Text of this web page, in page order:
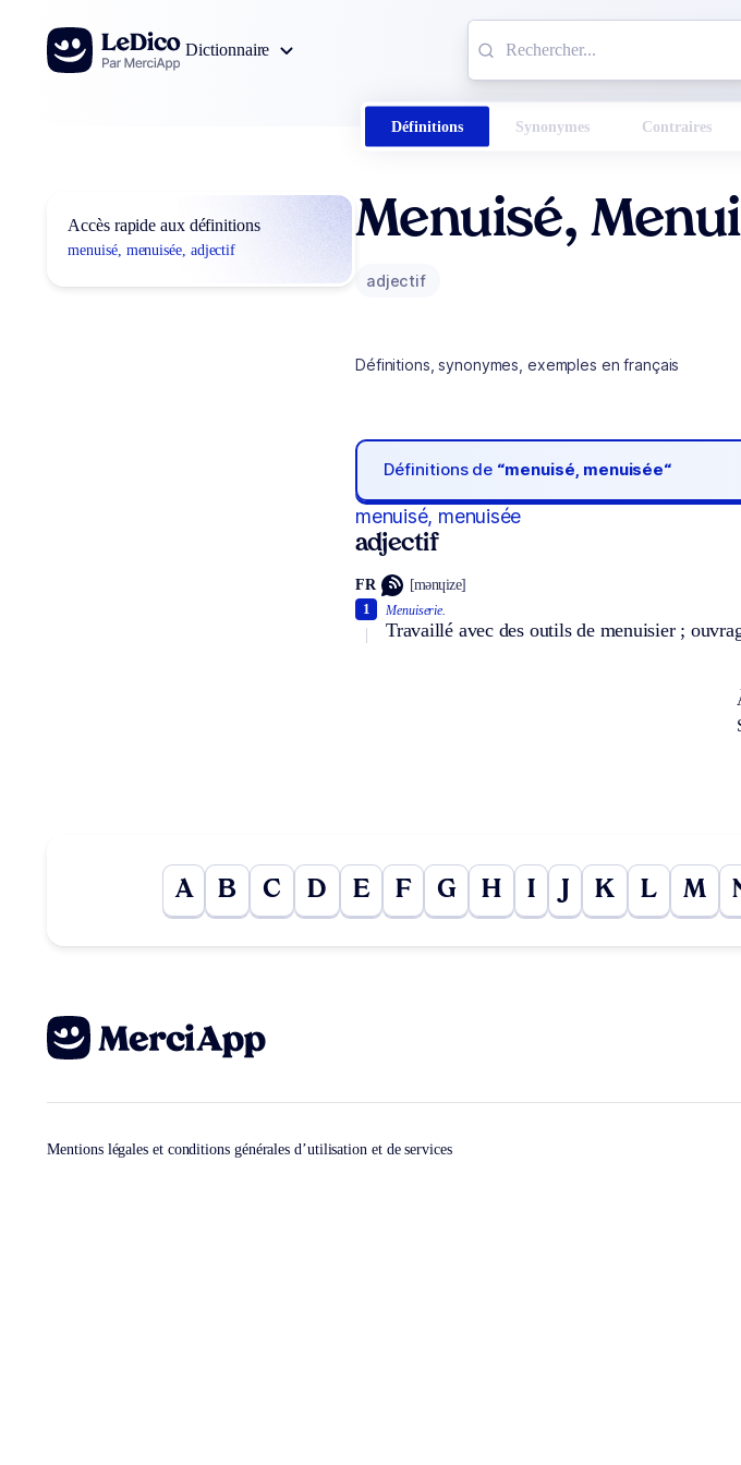
Aller au contenu
Dictionnaire
Définitions Synonymes Contraires
Accès rapide aux définitions
menuisé, menuisée, adjectif
Menuisé,
adjectif
Définitions, synonymes, exemples en français
Définitions de “menuisé, menuisée“
menuisé, menuisée
adjectif
FR [mənɥize]
Menuiserie.
Travaillé avec des outils de menuisier ;
1
A B C D E F G H I K L M
Mentions légales et conditions générales d’utilisation et de services